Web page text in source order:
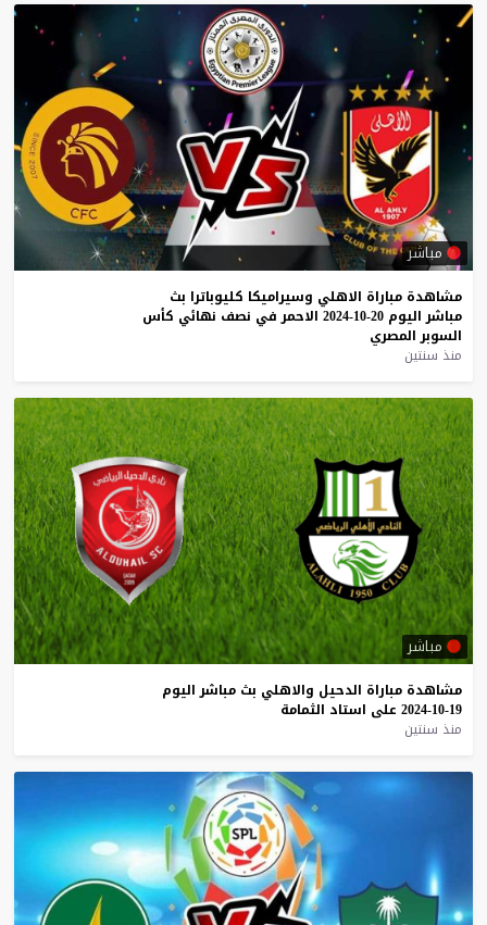
مباشر
مشاهدة مباراة الاهلي وسيراميكا كليوباترا بث
مباشر اليوم 20-10-2024 الاحمر في نصف نهائي كأس
السوبر المصري
منذ سنتين
مباشر
مشاهدة مباراة الدحيل والاهلي بث مباشر اليوم
19-10-2024
على استاد الثمامة
منذ سنتين